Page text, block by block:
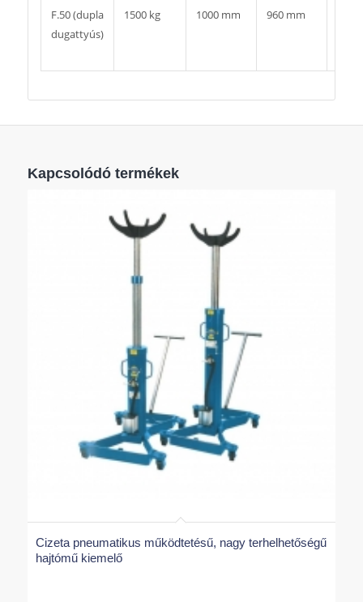
F.50 (dupla
dugattyús)
1500 kg 1000 mm 960 mm
Kapcsolódó termékek
Cizeta pneumatikus működtetésű, nagy terhelhetőségű
hajtómű kiemelő